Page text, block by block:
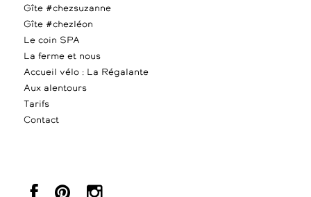
Gîte #chezsuzanne
Gîte #chezléon
Le coin SPA
La ferme et nous
Accueil vélo : La Régalante
Aux alentours
Tarifs
Contact